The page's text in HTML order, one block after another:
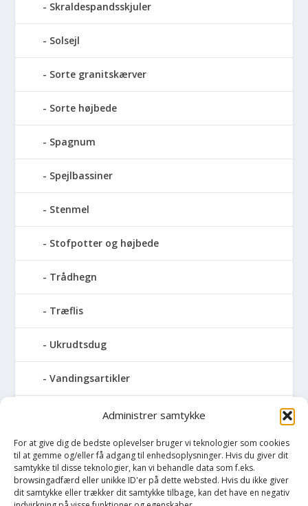
Administrer samtykke
For at give dig de bedste oplevelser bruger vi teknologier som cookies
til at gemme og/eller få adgang til enhedsoplysninger. Hvis du giver dit
samtykke til disse teknologier, kan vi behandle data som f.eks.
browsingadfærd eller unikke ID'er på dette websted. Hvis du ikke giver
dit samtykke eller trækker dit samtykke tilbage, kan det have en negativ
Skraldespandsskjuler
Solsejl
Sorte granitskærver
Sorte højbede
Spagnum
Spejlbassiner
Stenmel
Stofpotter og højbede
Trådhegn
Træflis
Ukrudtsdug
Vandingsartikler
Vandslanger
Vildthegn
vækstdug